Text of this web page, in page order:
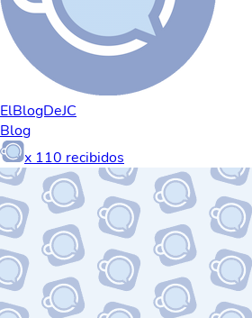
ElBlogDeJC
Blog
x 110 recibidos